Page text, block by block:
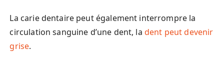
La carie dentaire peut également interrompre la
circulation sanguine d’une dent, la dent peut devenir
grise.